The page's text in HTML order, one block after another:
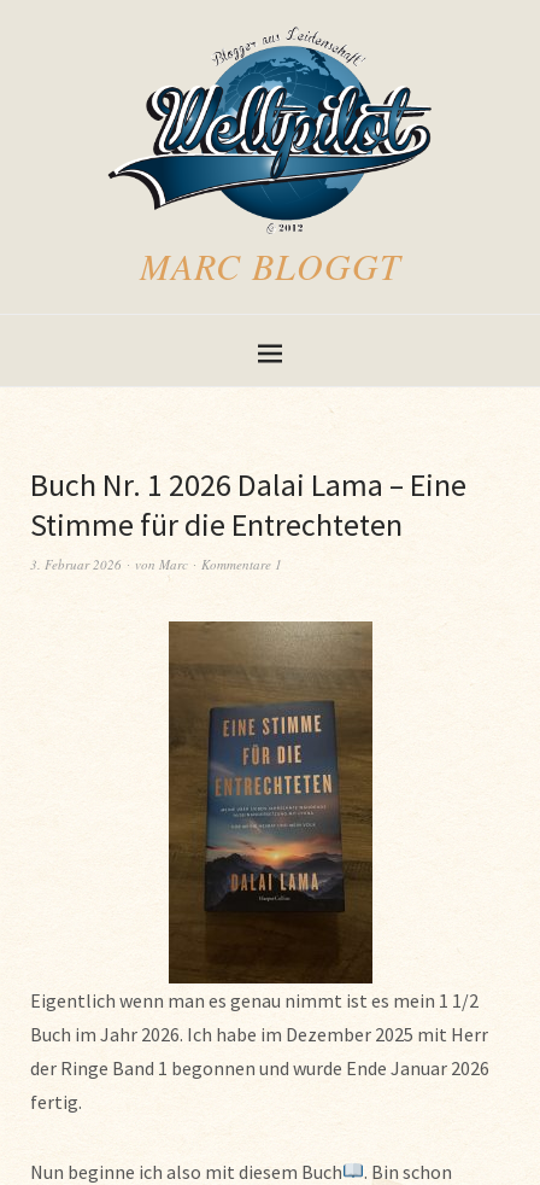
MARC BLOGGT
Buch Nr. 1 2026 Dalai Lama – Eine
Stimme für die Entrechteten
3. Februar 2026 von Marc Kommentare 1
Eigentlich wenn man es genau nimmt ist es mein 1 1/2
Buch im Jahr 2026. Ich habe im Dezember 2025 mit Herr
der Ringe Band 1 begonnen und wurde Ende Januar 2026
fertig.
Nun beginne ich also mit diesem Buch
. Bin schon